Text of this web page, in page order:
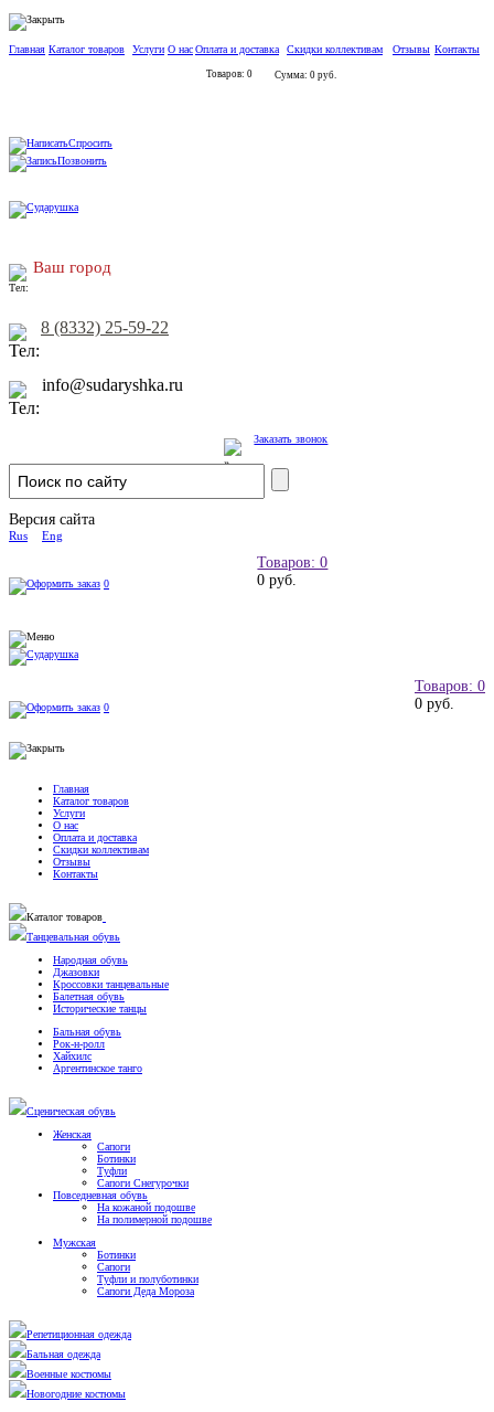
Главная Каталог товаров Услуги О насОплата и доставка Скидки коллективам Отзывы Контакты
Товаров: 0 Сумма: 0 руб.
Спросить
Позвонить
Ваш город
8 (8332) 25-59-22
info@sudaryshka.ru
Заказать звонок
Версия сайта
Rus Eng
Товаров: 0
0 руб.
0
Товаров: 0
0 руб.
0
Главная
Каталог товаров
Услуги
О нас
Оплата и доставка
Скидки коллективам
Отзывы
Контакты
Каталог товаров
Танцевальная обувь
Народная обувь
Джазовки
Кроссовки танцевальные
Балетная обувь
Исторические танцы
Бальная обувь
Рок-н-ролл
Хайхилс
Аргентинское танго
Сценическая обувь
Женская
Сапоги
Ботинки
Туфли
Сапоги Снегурочки
Повседневная обувь
На кожаной подошве
На полимерной подошве
Мужская
Ботинки
Сапоги
Туфли и полуботинки
Сапоги Деда Мороза
Репетиционная одежда
Бальная одежда
Военные костюмы
Новогодние костюмы